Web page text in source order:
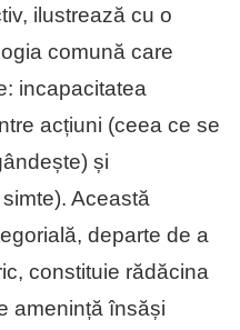
ilustrează cu o
comună care
incapacitatea
acțiuni (ceea ce se
și
Această
departe de a
constituie rădăcina
amenință însăși